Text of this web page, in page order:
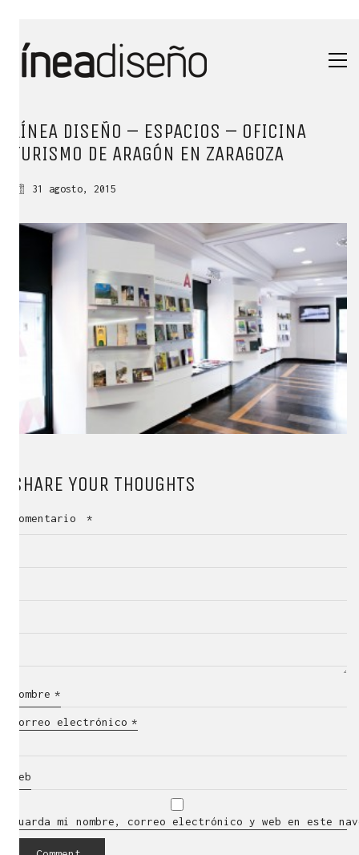
LÍNEA DISEÑO – ESPACIOS – OFICINA
TURISMO DE ARAGÓN EN ZARAGOZA
31 agosto, 2015
SHARE YOUR THOUGHTS
Comentario *
Nombre *
Correo electrónico *
Web
Guarda mi nombre, correo electrónico y web en este